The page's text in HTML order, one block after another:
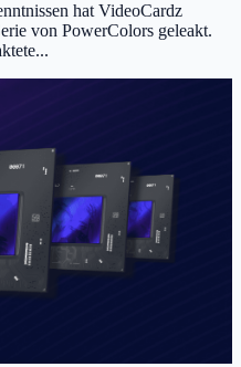
hat VideoCardz
von PowerColors geleakt.